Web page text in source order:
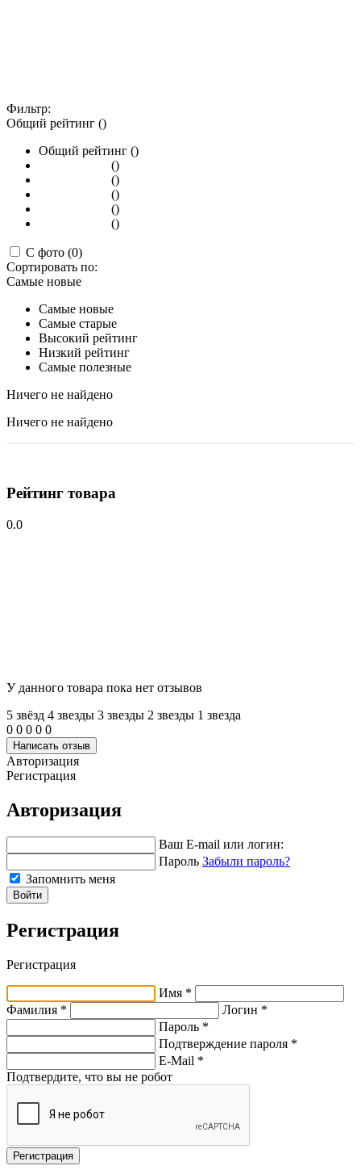
Фильтр:
Общий рейтинг ()
Общий рейтинг ()
()
()
()
()
()
С фото (0)
Сортировать по:
Самые новые
Самые новые
Самые старые
Высокий рейтинг
Низкий рейтинг
Самые полезные
Ничего не найдено
Ничего не найдено
Рейтинг товара
0.0
У данного товара пока нет отзывов
5 звёзд 4 звeзды 3 звeзды 2 звeзды 1 звeзда
0 0 0 0 0
Написать отзыв
Авторизация
Регистрация
Авторизация
Ваш E-mail или логин:
Пароль Забыли пароль?
Запомнить меня
Войти
Регистрация
Регистрация
Имя *
Фамилия *
Логин *
Пароль *
Подтверждение пароля *
E-Mail *
Подтвердите, что вы не робот
Регистрация